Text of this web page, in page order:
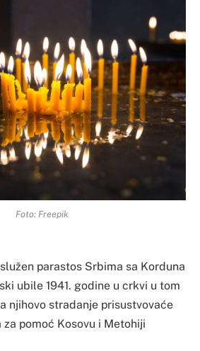
Foto: Freepik
parastos Srbima sa Korduna
ubile 1941. godine u crkvi u tom
njihovo stradanje prisustvovaće
pomoć Kosovu i Metohiji